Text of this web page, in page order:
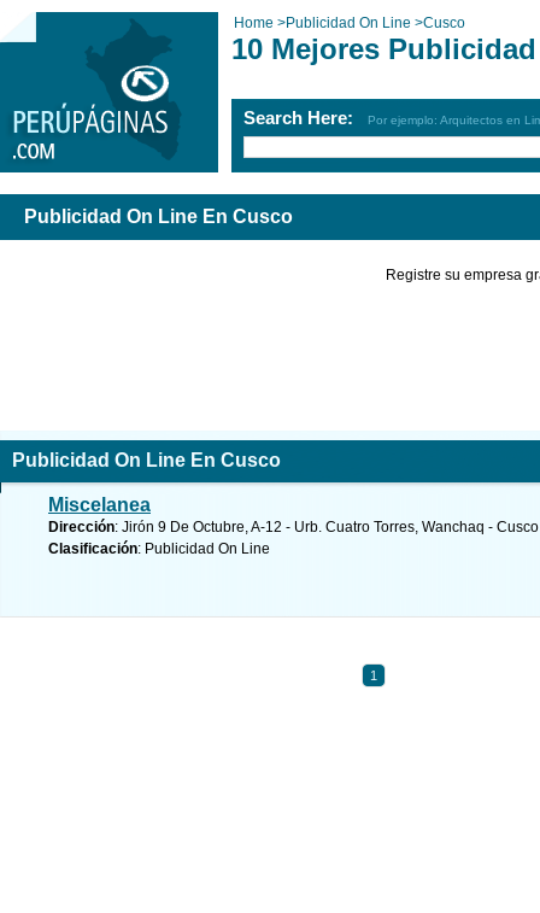
Home >Publicidad On Line >Cusco
10 Mejores
Search Here: Por ejemplo: Arquitectos en
Publicidad On Line En Cusco
Registre su empresa
Publicidad On Line En Cusco
Miscelanea
Dirección: Jirón 9 De Octubre, A-12 - Urb. Cuatro Torres, Wanchaq -
Clasificación: Publicidad On Line
1